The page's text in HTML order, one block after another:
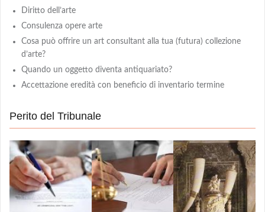
Diritto dell’arte
Consulenza opere arte
Cosa può offrire un art consultant alla tua (futura) collezione
d’arte?
Quando un oggetto diventa antiquariato?
Accettazione eredità con beneficio di inventario termine
Perito del Tribunale